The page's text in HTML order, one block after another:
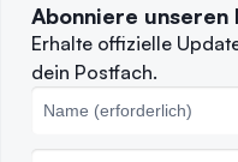
Beschwerden
Cookie-Richtlinie
Wann sollte man verkaufen?
Top-Blockchains
Abonniere
Erhalte offizielle
dein Postfach.